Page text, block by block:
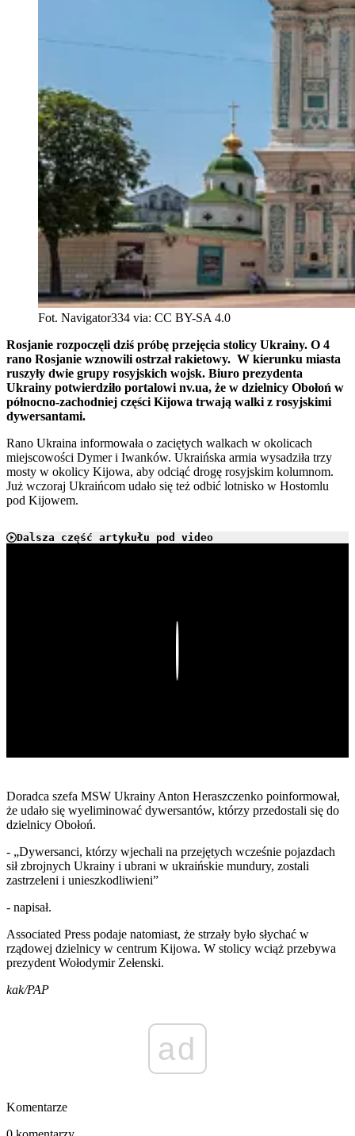
Fot. Navigator334 via: CC BY-SA 4.0
Rosjanie rozpoczęli dziś próbę przejęcia stolicy Ukrainy. O 4
rano Rosjanie wznowili ostrzał rakietowy. W kierunku miasta
ruszyły dwie grupy rosyjskich wojsk. Biuro prezydenta
Ukrainy potwierdziło portalowi nv.ua, że w dzielnicy Obołoń w
północno-zachodniej części Kijowa trwają walki z rosyjskimi
dywersantami.
Rano Ukraina informowała o zaciętych walkach w okolicach
miejscowości Dymer i Iwanków. Ukraińska armia wysadziła trzy
mosty w okolicy Kijowa, aby odciąć drogę rosyjskim kolumnom.
Już wczoraj Ukraińcom udało się też odbić lotnisko w Hostomlu
pod Kijowem.
Dalsza część artykułu pod video
Doradca szefa MSW Ukrainy Anton Heraszczenko poinformował,
że udało się wyeliminować dywersantów, którzy przedostali się do
dzielnicy Obołoń.
- „Dywersanci, którzy wjechali na przejętych wcześnie pojazdach
sił zbrojnych Ukrainy i ubrani w ukraińskie mundury, zostali
zastrzeleni i unieszkodliwieni”
- napisał.
Associated Press podaje natomiast, że strzały było słychać w
rządowej dzielnicy w centrum Kijowa. W stolicy wciąż przebywa
prezydent Wołodymir Zełenski.
kak/PAP
ad
Komentarze